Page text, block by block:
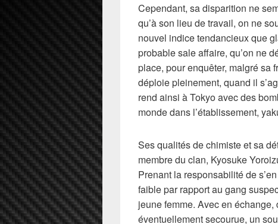
Cependant, sa disparition ne
qu’à son lieu de travail, on ne
nouvel indice tendancieux que
probable sale affaire, qu’on ne
place, pour enquêter, malgré sa
déploie pleinement, quand il
rend ainsi à Tokyo avec des
monde dans l’établissement,
Ses qualités de chimiste et sa
membre du clan, Kyosuke
Prenant la responsabilité de
faible par rapport au gang
jeune femme. Avec en
éventuellement secourue, un